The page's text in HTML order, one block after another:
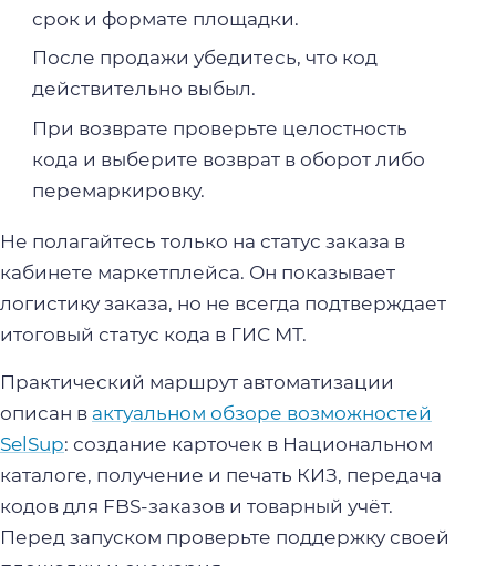
срок и формате площадки.
После продажи убедитесь, что код
действительно выбыл.
При возврате проверьте целостность
кода и выберите возврат в оборот либо
перемаркировку.
Не полагайтесь только на статус заказа в
кабинете маркетплейса. Он показывает
логистику заказа, но не всегда подтверждает
итоговый статус кода в ГИС МТ.
Практический маршрут автоматизации
описан в актуальном обзоре возможностей
SelSup: создание карточек в Национальном
каталоге, получение и печать КИЗ, передача
кодов для FBS-заказов и товарный учёт.
Перед запуском проверьте поддержку своей